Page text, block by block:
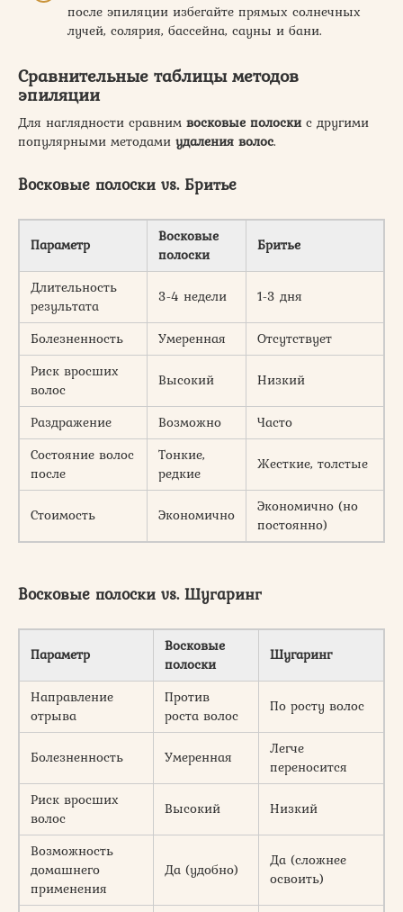
после эпиляции избегайте прямых солнечных
лучей, солярия, бассейна, сауны и бани.
Сравнительные таблицы методов
эпиляции
Для наглядности сравним восковые полоскис другими
популярными методами удаления волос.
Восковые полоски vs. Бритье
Параметр
Восковые
полоски
Бритье
Длительность
результата
3-4 недели 1-3 дня
Болезненность Умеренная
Отсутствует
Риск вросших
волос
Высокий Низкий
Раздражение Возможно
Часто
Состояние волос
после
Тонкие,
редкие
Жесткие, толстые
Стоимость Экономично
Экономично (но
постоянно)
Восковые полоски vs. Шугаринг
Параметр
Восковые
полоски
Шугаринг
Направление
отрыва
Против
роста волос
По росту волос
Болезненность Умеренная
Легче
переносится
Риск вросших
волос
Высокий Низкий
Возможность
домашнего
применения
Да (удобно)
Да (сложнее
освоить)